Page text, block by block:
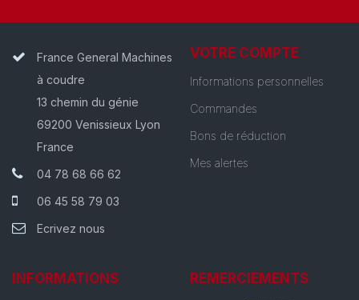
France General Machines
à coudre
13 chemin du génie
69200 Venissieux Lyon
France
04 78 68 66 62
06 45 58 79 03
Ecrivez nous
VOTRE COMPTE
Informations personnelles
Commandes
Bons de réduction
Mes alertes
INFORMATIONS
REMERCIEMENTS